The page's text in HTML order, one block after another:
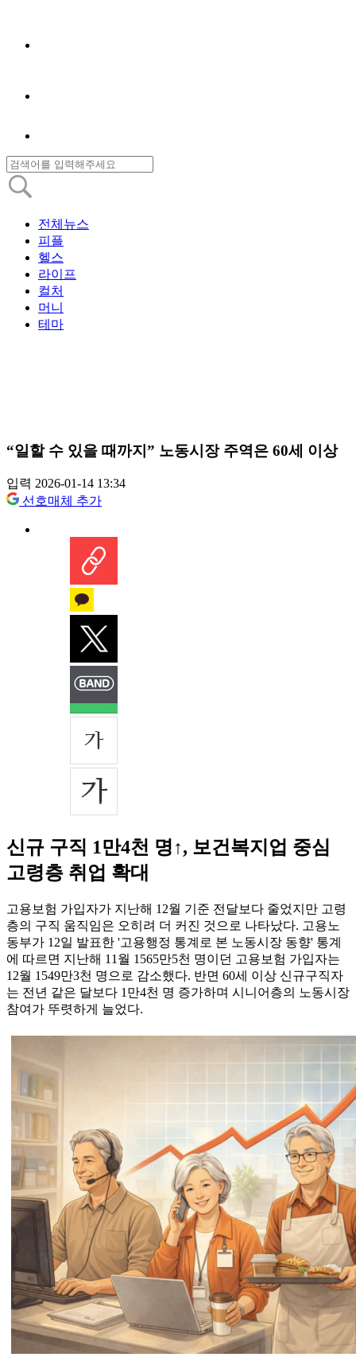
전체뉴스
피플
헬스
라이프
컬처
머니
테마
“일할 수 있을 때까지” 노동시장 주역은 60세 이상
입력 2026-01-14 13:34
선호매체 추가
신규 구직 1만4천 명↑, 보건복지업 중심
고령층 취업 확대
고용보험 가입자가 지난해 12월 기준 전달보다 줄었지만 고령
층의 구직 움직임은 오히려 더 커진 것으로 나타났다. 고용노
동부가 12일 발표한 '고용행정 통계로 본 노동시장 동향' 통계
에 따르면 지난해 11월 1565만5천 명이던 고용보험 가입자는
12월 1549만3천 명으로 감소했다. 반면 60세 이상 신규구직자
는 전년 같은 달보다 1만4천 명 증가하며 시니어층의 노동시장
참여가 뚜렷하게 늘었다.